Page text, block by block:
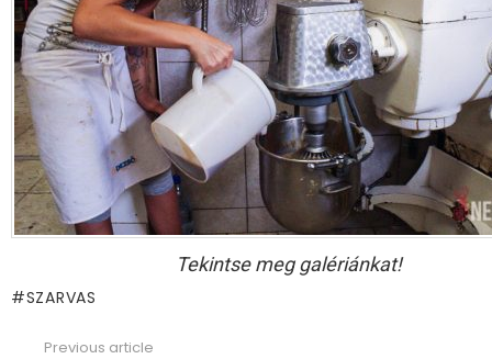
Tekintse meg galériánkat!
SZARVAS
Previous article